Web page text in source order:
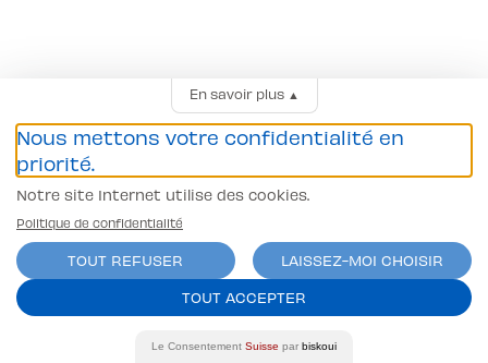
En savoir plus▲
Nous mettons votre confidentialité en
priorité.
Notre site Internet utilise des cookies.
Politique de confidentialité
TOUT REFUSER
LAISSEZ-MOI CHOISIR
TOUT ACCEPTER
Le Consentement Suisse par biskoui